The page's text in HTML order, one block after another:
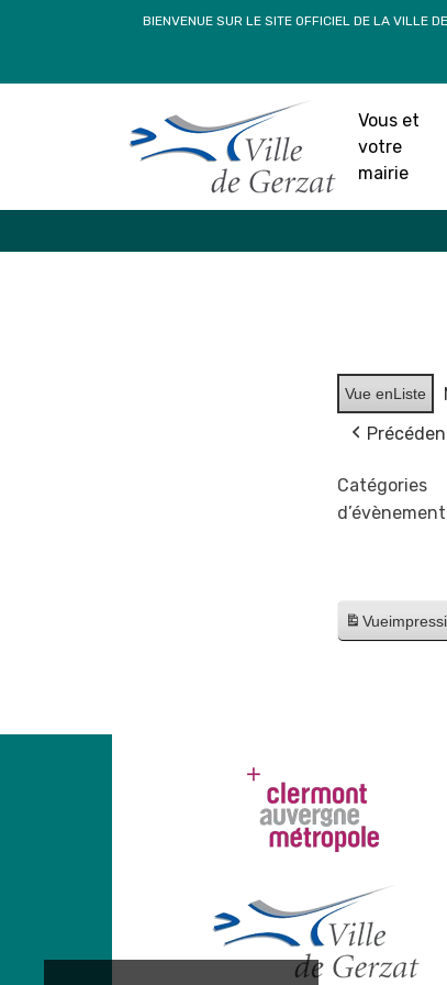
BIENVENUE SUR LE SITE OFFICIEL DE LA VILLE
Vous et
votre
mairie
Vue enListe
Catégories
d’évènement
Vue